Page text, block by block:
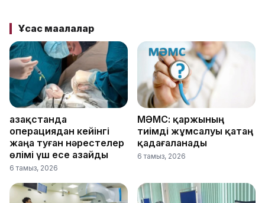
Ұқсас мақалалар
Қазақстанда
операциядан кейінгі
жаңа туған нәрестелер
өлімі үш есе азайды
6 тамыз, 2026
МӘМС: қаржының
тиімді жұмсалуы қатаң
қадағаланады
6 тамыз, 2026